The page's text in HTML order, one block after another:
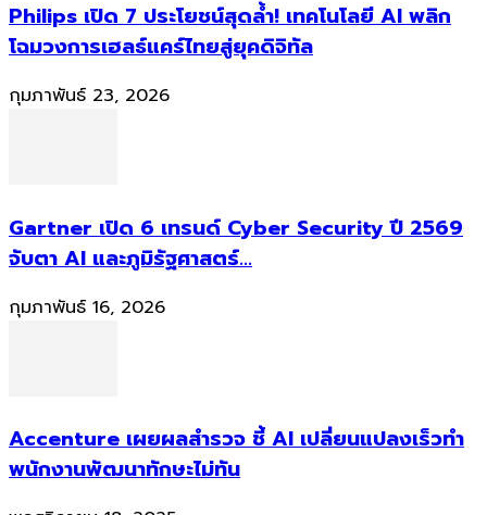
Philips เปิด 7 ประโยชน์สุดล้ำ! เทคโนโลยี AI พลิก
โฉมวงการเฮลธ์แคร์ไทยสู่ยุคดิจิทัล
กุมภาพันธ์ 23, 2026
Gartner เปิด 6 เทรนด์ Cyber Security ปี 2569
จับตา AI และภูมิรัฐศาสตร์...
กุมภาพันธ์ 16, 2026
Accenture เผยผลสำรวจ ชี้ AI เปลี่ยนแปลงเร็วทำ
พนักงานพัฒนาทักษะไม่ทัน